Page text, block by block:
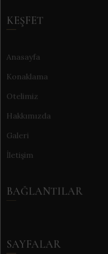
KEŞFET
Anasayfa
Konaklama
Otelimiz
Hakkımızda
Galeri
İletişim
BAĞLANTILAR
SAYFALAR